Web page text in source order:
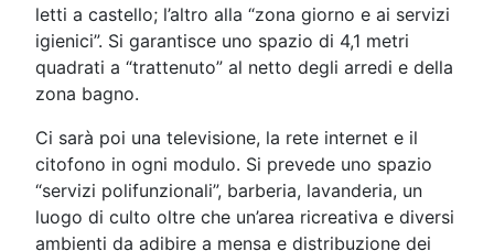
letti a castello; l’altro alla “zona giorno e ai servizi
igienici”. Si garantisce uno spazio di 4,1 metri
quadrati a “trattenuto” al netto degli arredi e della
zona bagno.
Ci sarà poi una televisione, la rete internet e il
citofono in ogni modulo. Si prevede uno spazio
“servizi polifunzionali”, barberia, lavanderia, un
luogo di culto oltre che un’area ricreativa e diversi
ambienti da adibire a mensa e distribuzione dei